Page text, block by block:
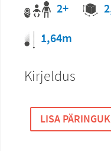
2+
1,64m
Kirjeldus
LISA